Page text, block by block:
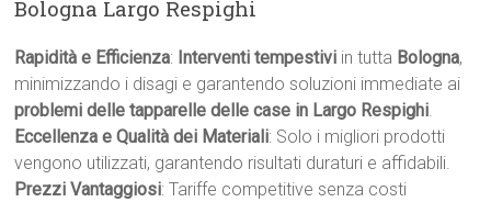
Bologna Largo Respighi
Rapidità e Efficienza: Interventi tempestivi in tutta Bologna,
minimizzando i disagi e garantendo soluzioni immediate ai
problemi delle tapparelle delle case in Largo Respighi.
Eccellenza e Qualità dei Materiali: Solo i migliori prodotti
vengono utilizzati, garantendo risultati duraturi e affidabili.
Prezzi Vantaggiosi: Tariffe competitive senza costi